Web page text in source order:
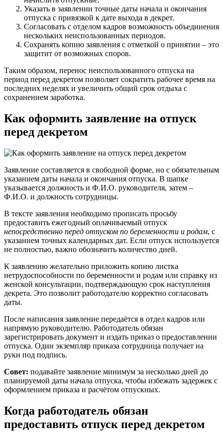
Указать в заявлении точные даты начала и окончания
отпуска с привязкой к дате выхода в декрет.
Согласовать с отделом кадров возможность объединения
нескольких неиспользованных периодов.
Сохранять копию заявления с отметкой о принятии – это
защитит от возможных споров.
Таким образом, перенос неиспользованного отпуска на
период перед декретом позволяет сократить рабочее время на
последних неделях и увеличить общий срок отдыха с
сохранением заработка.
Как оформить заявление на отпуск
перед декретом
Заявление составляется в свободной форме, но с обязательным
указанием даты начала и окончания отпуска. В шапке
указывается должность и Ф.И.О. руководителя, затем –
Ф.И.О. и должность сотрудницы.
В тексте заявления необходимо прописать просьбу
предоставить ежегодный оплачиваемый отпуск
непосредственно перед отпуском по беременности и родам, с
указанием точных календарных дат. Если отпуск используется
не полностью, важно обозначить количество дней.
К заявлению желательно приложить копию листка
нетрудоспособности по беременности и родам или справку из
женской консультации, подтверждающую срок наступления
декрета. Это позволит работодателю корректно согласовать
даты.
После написания заявление передаётся в отдел кадров или
напрямую руководителю. Работодатель обязан
зарегистрировать документ и издать приказ о предоставлении
отпуска. Один экземпляр приказа сотрудница получает на
руки под подпись.
Совет: подавайте заявление минимум за несколько дней до
планируемой даты начала отпуска, чтобы избежать задержек с
оформлением приказа и расчётом отпускных.
Когда работодатель обязан
предоставить отпуск перед декретом